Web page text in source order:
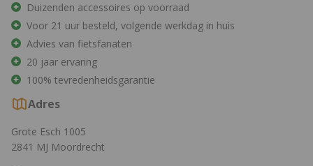
Duizenden accessoires op voorraad
Voor 21 uur besteld, volgende werkdag in huis
Advies van fietsfanaten
20 jaar ervaring
100% tevredenheidsgarantie
Adres
Grote Esch 1005
2841 MJ Moordrecht